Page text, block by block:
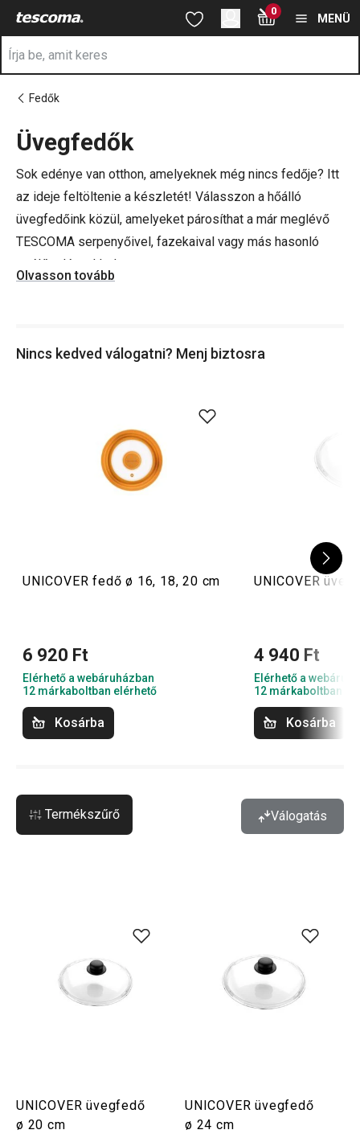
Ugrás a fő tartalomhoz
Ugrás a kereséshez
Ugrás a navigációhoz 0
MENÜ
Fedők
Üvegfedők
Sok edénye van otthon, amelyeknek még nincs fedője? Itt
az ideje feltöltenie a készletét! Válasszon a hőálló
üvegfedőink közül, amelyeket párosíthat a már meglévő
TESCOMA serpenyőivel, fazekaival vagy más hasonló
szélű edényekkel.
ezért különböző méretű serpenyőkre is alkalmasak.
Olvasson tovább
Nincs kedved válogatni? Menj biztosra
UNICOVER fedő ø 16, 18, 20 cm
6 920 Ft
Elérhető a webáruházban
12 márkaboltban elérhető
Kosárba
UNICOVER
4 940 Ft
Elérhető a
12 márkaboltban
Kosárba
Termékszűrő Válogatás
UNICOVER üvegfedő
ø 20 cm
UNICOVER üvegfedő
ø 24 cm